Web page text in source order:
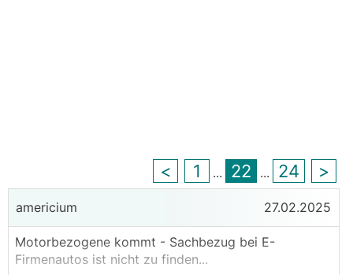
< 1 ... 22 ... 24 >
americium 27.02.2025
Motorbezogene kommt - Sachbezug bei E-
Firmenautos ist nicht zu finden...